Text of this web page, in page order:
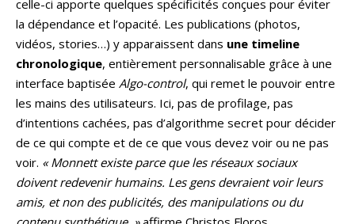
celle-ci apporte quelques spécificités conçues pour éviter
la dépendance et l’opacité. Les publications (photos,
vidéos, stories…) y apparaissent dans une timeline
chronologique, entièrement personnalisable grâce à une
interface baptisée Algo-control, qui remet le pouvoir entre
les mains des utilisateurs. Ici, pas de profilage, pas
d’intentions cachées, pas d’algorithme secret pour décider
de ce qui compte et de ce que vous devez voir ou ne pas
voir. « Monnett existe parce que les réseaux sociaux
doivent redevenir humains. Les gens devraient voir leurs
amis, et non des publicités, des manipulations ou du